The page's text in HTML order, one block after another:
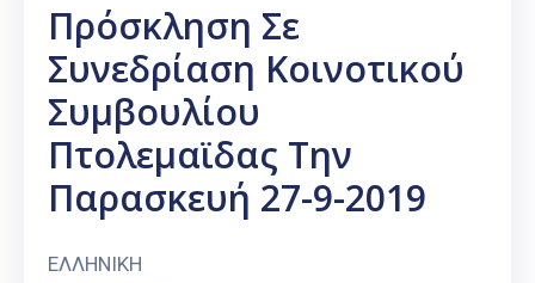
Προσκλήσεις
Αποφάσεις
Τηλέφωνα
Καιρός
Πρόσκληση Σε
Συνεδρίαση Κοινοτικού
Συμβουλίου
Πτολεμαϊδας Την
Παρασκευή 27-9-2019
ΕΛΛΗΝΙΚΗ